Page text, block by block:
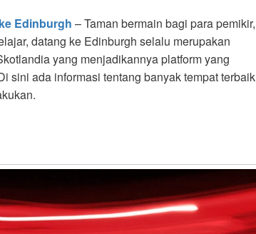
Edinburgh – Taman bermain bagi para pemikir,
datang ke Edinburgh selalu merupakan
yang menjadikannya platform yang
sini ada informasi tentang banyak tempat terbaik